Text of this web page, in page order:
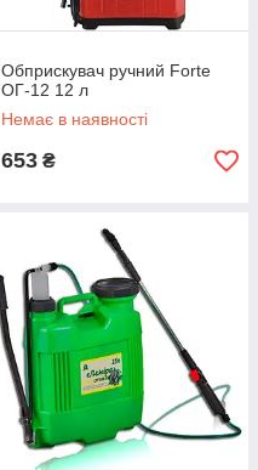
Обприскувач ручний Forte
ОГ-12 12 л
Немає в наявності
653 ₴